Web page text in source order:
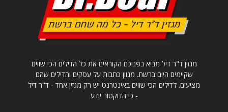
מגזין ד"ר דיל מביא בפניכם הקוראים את כל הדילים הכי שווים
שקיימים היום ברשת. מגוון כתבות על עסקים והדילים שהם
מציעים. לדילים הכי שווים באינטרנט יש רק מגזין אחד - ד"ר דיל
- כי הדוקטור יודע